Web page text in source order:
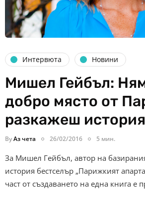
Интервюта Новини
Мишел Гейбъл:
добро място от
разкажеш история
ByАз чета 26/02/2016 5 мин.
За Мишел Гейбъл, автор на
история бестселър „Парижкият
част от създаването на една книга е